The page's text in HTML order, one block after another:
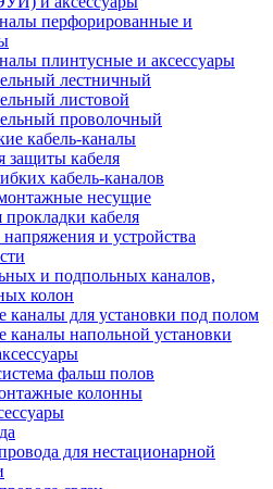
перфорированные и
плинтусные и аксессуары
лестничный
листовой
проволочный
кабель-каналы
защиты кабеля
кабель-каналов
несущие
кабеля
напряжения и устройства
и подпольных каналов,
колон
каналы для установки под полом
каналы напольной установки
фальш полов
колонны
для нестационарной